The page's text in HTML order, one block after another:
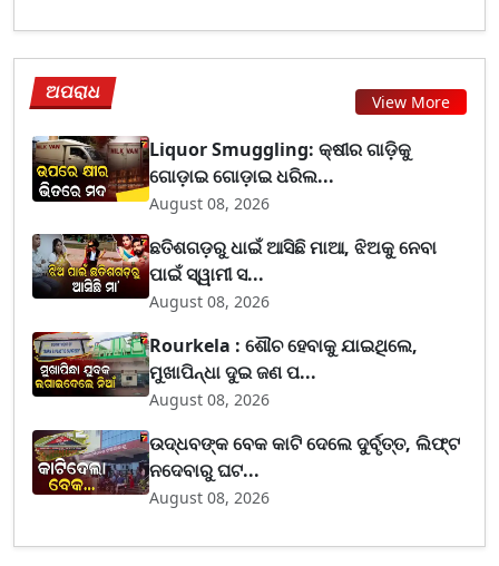
ଅପରାଧ View More
Liquor Smuggling: କ୍ଷୀର ଗାଡ଼ିକୁ
ଗୋଡ଼ାଇ ଗୋଡ଼ାଇ ଧରିଲ...
August 08, 2026
ଛତିଶଗଡ଼ରୁ ଧାଇଁ ଆସିଛି ମାଆ, ଝିଅକୁ ନେବା
ପାଇଁ ସ୍ୱାମୀ ସ...
August 08, 2026
Rourkela : ଶୌଚ ହେବାକୁ ଯାଇଥିଲେ,
ମୁଖାପିନ୍ଧା ଦୁଇ ଜଣ ପ...
August 08, 2026
ଉଦ୍ଧବଙ୍କ ବେକ କାଟି ଦେଲେ ଦୁର୍ବୃତ୍ତ, ଲିଫ୍ଟ
ନଦେବାରୁ ଘଟ...
August 08, 2026